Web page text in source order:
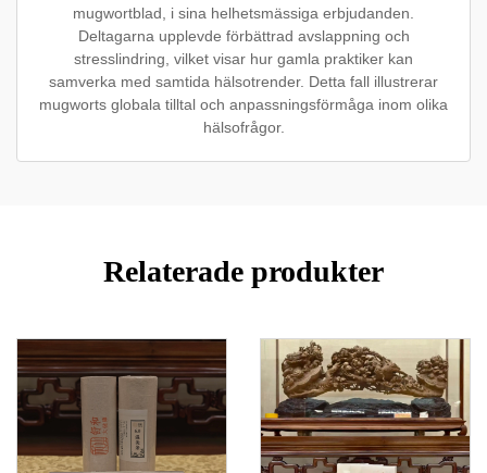
mugwortblad, i sina helhetsmässiga erbjudanden.
Deltagarna upplevde förbättrad avslappning och
stresslindring, vilket visar hur gamla praktiker kan
samverka med samtida hälsotrender. Detta fall illustrerar
mugworts globala tilltal och anpassningsförmåga inom olika
hälsofrågor.
Relaterade produkter